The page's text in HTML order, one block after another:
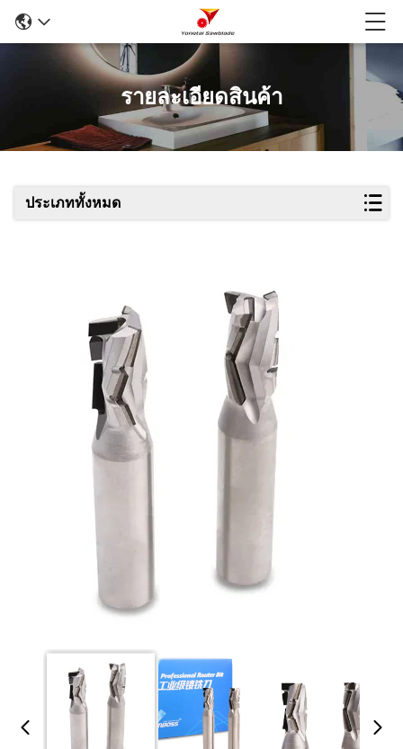
รายละเอียดสินค้า
ประเภททั้งหมด